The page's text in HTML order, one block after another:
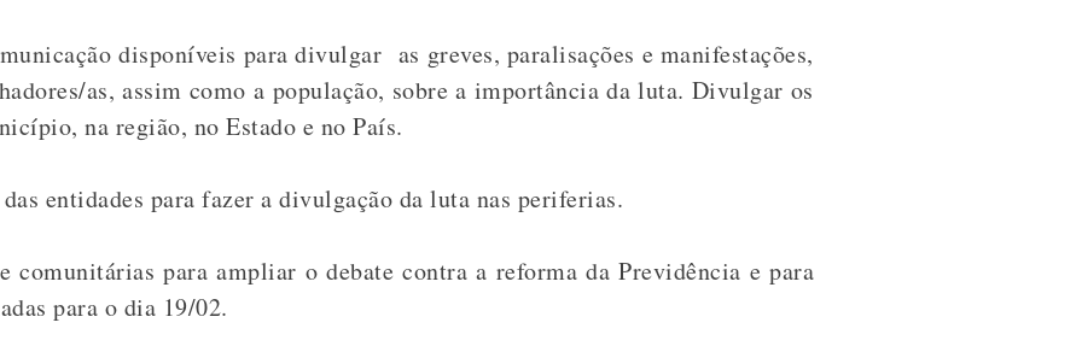
disponíveis para divulgar as greves, paralisações e manifestações,
as, assim como a população, sobre a importância da luta. Divulgar os
na região, no Estado e no País.
entidades para fazer a divulgação da luta nas periferias.
para ampliar o debate contra a reforma da Previdência e para
para o dia 19/02.